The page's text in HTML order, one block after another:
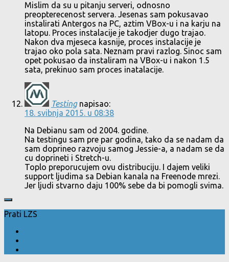
Mislim da su u pitanju serveri, odnosno
preopterecenost servera. Jesenas sam pokusavao
instalirati Antergos na PC, aztim VBox-u i na karju na
latopu. Proces instalacije je takodjer dugo trajao.
Nakon dva mjeseca kasnije, proces instalacije je
trajao oko pola sata. Neznam pravi razlog. Sinoc sam
opet pokusao da instaliram na VBox-u i nakon 1.5
sata, prekinuo sam proces inatalacije.
Testing napisao:
18. svibnja 2015. u 08:38
Na Debianu sam od 2004. godine.
Na testingu sam pre par godina, tako da se nadam da
sam doprineo razvoju samog Jessie-a, a nadam se da
cu doprineti i Stretch-u.
Toplo preporucujem ovu distribuciju. I dajem veliki
support ljudima sa Debian kanala na Freenode mrezi.
Jer ljudi stvarno daju 100% sebe da bi pomogli svima.
Prati LZS